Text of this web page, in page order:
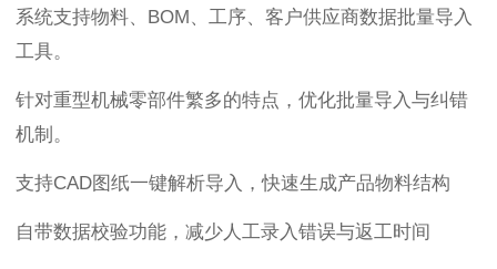
系统支持物料、BOM、工序、客户供应商数据批量导入
工具。
针对重型机械零部件繁多的特点，优化批量导入与纠错
机制。
支持CAD图纸一键解析导入，快速生成产品物料结构
自带数据校验功能，减少人工录入错误与返工时间